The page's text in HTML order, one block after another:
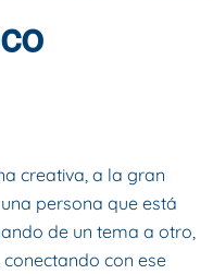
creativa, a la gran
persona que está
de un tema a otro,
con ese